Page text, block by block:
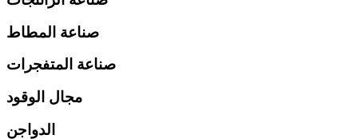
صناعة المطاط
صناعة المتفجرات
مجال الوقود
الدواجن